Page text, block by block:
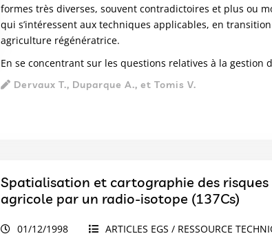
formes très diverses, souvent contradictoires et plus ou
qui s’intéressent aux techniques applicables, en
agriculture régénératrice.
En se concentrant sur les questions relatives à la gestion
Dervaux T., Duparque A., et Tomis V.
Spatialisation et cartographie des risques
agricole par un radio-isotope (137Cs)
01/12/1998 ARTICLES EGS / RESSOURCE